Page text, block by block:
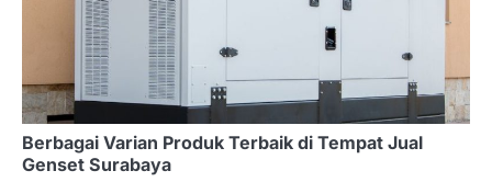
Berbagai Varian Produk Terbaik di Tempat Jual
Genset Surabaya